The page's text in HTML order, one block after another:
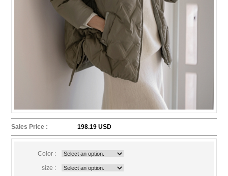
Sales Price : 198.19 USD
Color :
size :